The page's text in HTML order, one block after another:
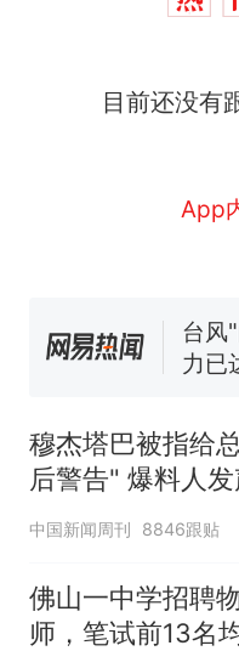
目前还没有
App
人生
新
协会
台风
力已
试前
已叫
核查
笔试
官方
热
人生
穆杰塔巴被指给
后警告" 爆料人发
深长
中国新闻周刊 8846跟贴
佛山一中学招聘
师，笔试前13名